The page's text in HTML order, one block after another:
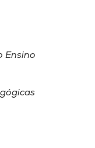
Ensino